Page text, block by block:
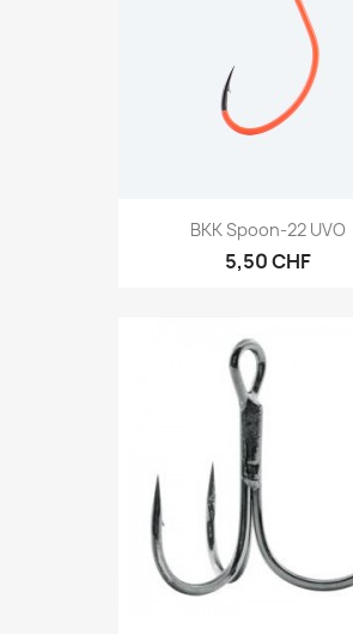
BKK Spoon-22 UVO
5,50 CHF